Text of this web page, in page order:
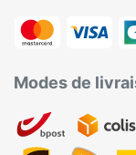
Modes de